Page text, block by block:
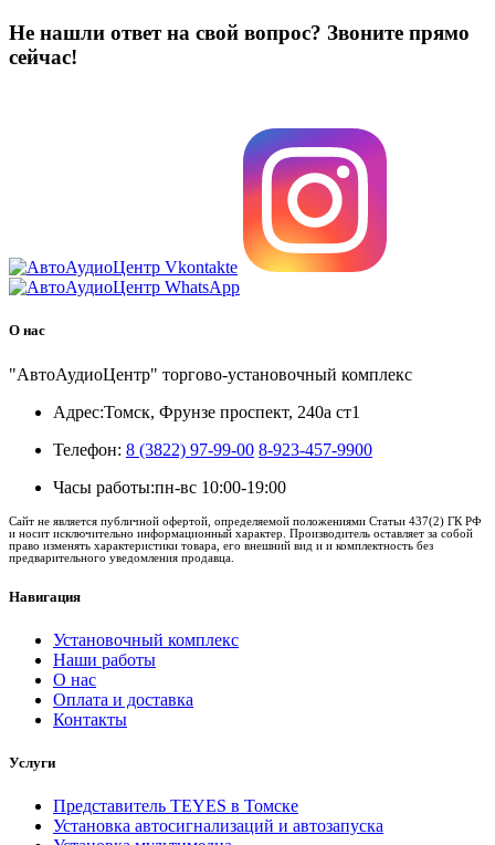
Не нашли ответ на свой вопрос? Звоните прямо
сейчас!
О нас
"АвтоАудиоЦентр" торгово-установочный комплекс
Адрес:Томск, Фрунзе проспект, 240а ст1
Телефон: 8 (3822) 97-99-00 8-923-457-9900
Часы работы:пн-вс 10:00-19:00
Сайт не является публичной офертой, определяемой положениями Статьи 437(2) ГК РФ
и носит исключительно информационный характер. Производитель оставляет за собой
право изменять характеристики товара, его внешний вид и и комплектность без
предварительного уведомления продавца.
Навигация
Установочный комплекс
Наши работы
О нас
Оплата и доставка
Контакты
Услуги
Представитель TEYES в Томске
Установка автосигнализаций и автозапуска